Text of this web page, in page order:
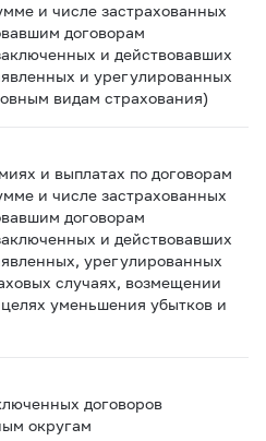
и числе застрахованных
договорам
и действовавших
и урегулированных
видам страхования)
и выплатах по договорам
и числе застрахованных
договорам
и действовавших
урегулированных
случаях, возмещении
уменьшения убытков и
договоров
округам